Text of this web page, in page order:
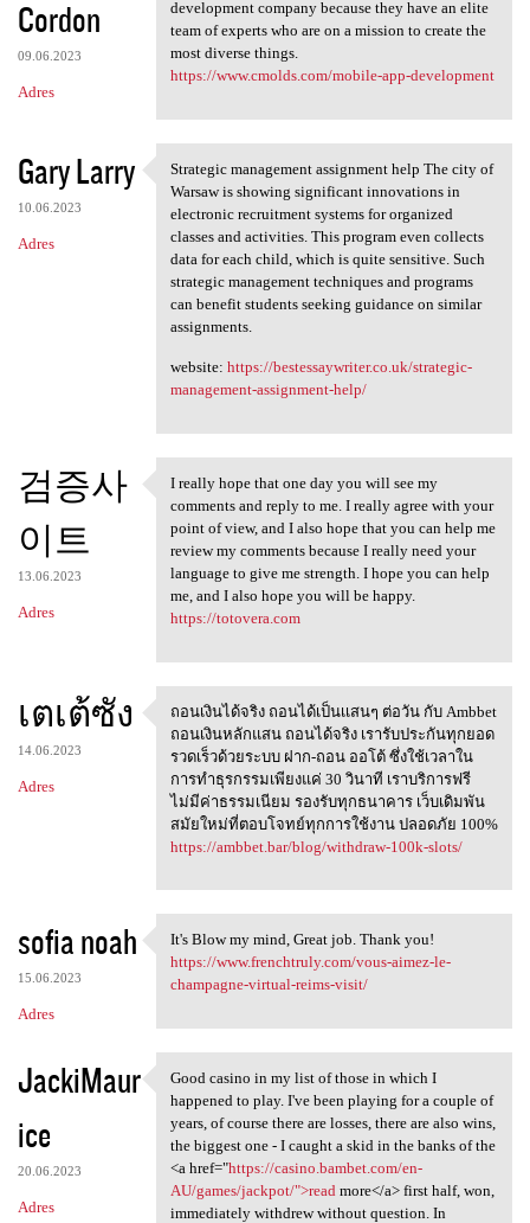
Cordon
09.06.2023
Adres
development company because they have an elite
team of experts who are on a mission to create the
most diverse things.
https://www.cmolds.com/mobile-app-development
Gary Larry
10.06.2023
Adres
Strategic management
Strategic management assignment help The city of
Warsaw is showing significant innovations in
electronic recruitment systems for organized
classes and activities. This program even collects
data for each child, which is quite sensitive. Such
strategic management techniques and programs
can benefit students seeking guidance on similar
assignments.
website: https://bestessaywriter.co.uk/strategic-
management-assignment-help/
검증사
이트
13.06.2023
Adres
I really hope that one day
I really hope that one day you will see my
comments and reply to me. I really agree with your
point of view, and I also hope that you can help me
review my comments because I really need your
language to give me strength. I hope you can help
me, and I also hope you will be happy.
https://totovera.com
เตเต้ซัง
14.06.2023
Adres
ถอนเงินได้จริง
ถอนเงินได้จริง ถอนได้เป็นเเสนๆ ต่อวัน กับ Ambbet
ถอนเงินหลักแสน ถอนได้จริง เรารับประกันทุกยอด
รวดเร็วด้วยระบบ ฝาก-ถอน ออโต้ ซึ่งใช้เวลาใน
การทำธุรกรรมเพียงแค่ 30 วินาที เราบริการฟรี
ไม่มีค่าธรรมเนียม รองรับทุกธนาคาร เว็บเดิมพัน
สมัยใหม่ที่ตอบโจทย์ทุกการใช้งาน ปลอดภัย 100%
https://ambbet.bar/blog/withdraw-100k-slots/
sofia noah
15.06.2023
Adres
It's Blow my mind, Great job
It's Blow my mind, Great job. Thank you!
https://www.frenchtruly.com/vous-aimez-le-
champagne-virtual-reims-visit/
JackiMaur
ice
20.06.2023
Adres
Good casino in my list of
Good casino in my list of those in which I
happened to play. I've been playing for a couple of
years, of course there are losses, there are also wins,
the biggest one - I caught a skid in the banks of the
<a href="https://casino.bambet.com/en-
AU/games/jackpot/">read more</a> first half, won,
immediately withdrew without question. In